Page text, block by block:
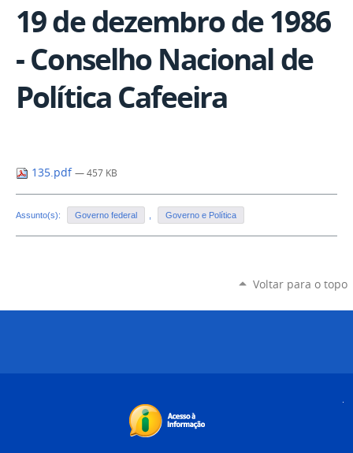
19 de dezembro de 1986
- Conselho Nacional de
Política Cafeeira
135.pdf — 457 KB
Assunto(s): Governo federal Governo e Política
Voltar para o topo